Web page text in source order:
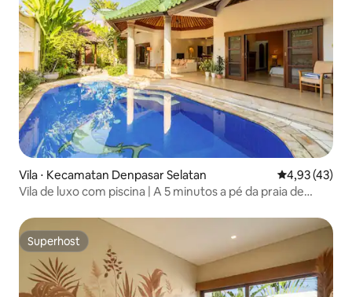
Vila ⋅ Kecamatan Denpasar Selatan 4,93 de uma
4,93 (43)
Vila de luxo com piscina | A 5 minutos a pé da praia de
Superhost
Superhost